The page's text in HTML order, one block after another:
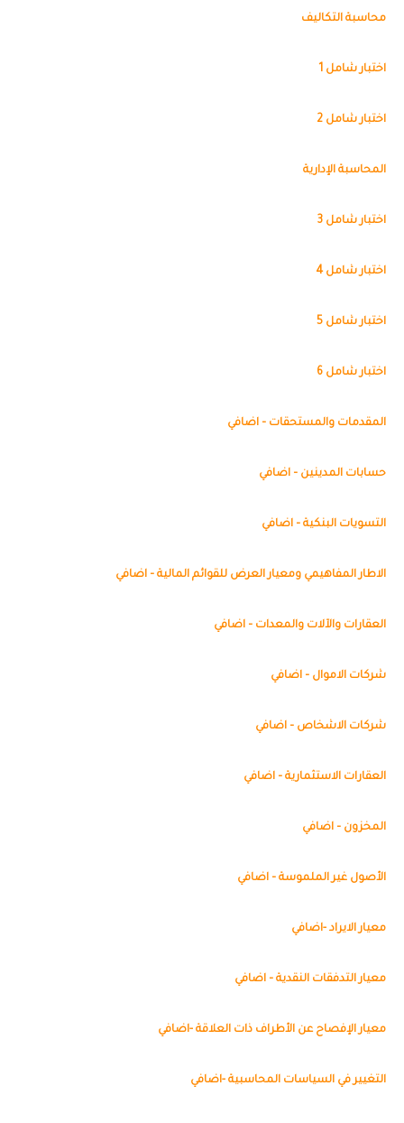
محاسبة التكاليف
اختبار شامل 1
اختبار شامل 2
المحاسبة الإدارية
اختبار شامل 3
اختبار شامل 4
اختبار شامل 5
اختبار شامل 6
المقدمات والمستحقات – اضافي
حسابات المدينين – اضافي
التسويات البنكية – اضافي
الاطار المفاهيمي ومعيار العرض للقوائم المالية – اضافي
العقارات والآلات والمعدات – اضافي
شركات الاموال – اضافي
شركات الاشخاص – اضافي
العقارات الاستثمارية – اضافي
المخزون – اضافي
الأصول غير الملموسة – اضافي
معيار الايراد -اضافي
معيار التدفقات النقدية – اضافي
معيار الإفصاح عن الأطراف ذات العلاقة -اضافي
التغيير في السياسات المحاسبية -اضافي